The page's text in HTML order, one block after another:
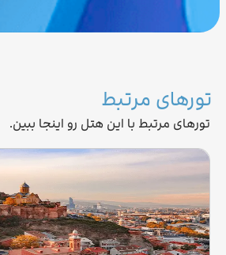
تورهای مرتبط
تورهای مرتبط با این هتل رو اینجا ببین.